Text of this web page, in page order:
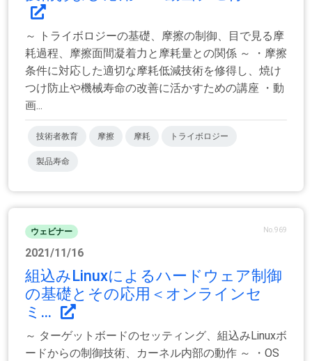
～ トライボロジーの基礎、摩擦の制御、目で見る摩
耗過程、摩擦面間凝着力と摩耗量との関係 ～ ・摩擦
条件に対応した適切な摩耗低減技術を修得し、焼け
つけ防止や機械寿命の改善に活かすための講座 ・動
画...
技術者教育 摩擦 摩耗 トライボロジー
製品寿命
ウェビナー No.969
2021/11/16
組込みLinuxによるハードウェア制御
の基礎とその応用＜オンラインセ
ミ...
～ ターゲットボードのセッティング、組込みLinuxボ
ードからの制御技術、カーネル内部の動作 ～ ・OS